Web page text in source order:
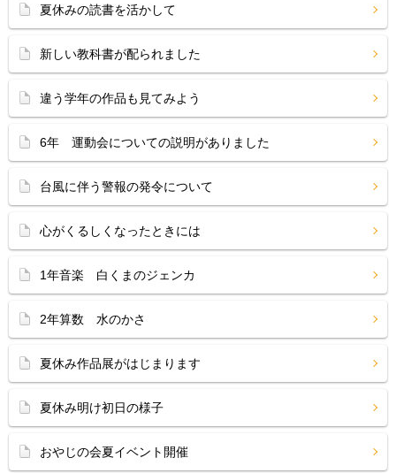
夏休みの読書を活かして
新しい教科書が配られました
違う学年の作品も見てみよう
6年 運動会についての説明がありました
台風に伴う警報の発令について
心がくるしくなったときには
1年音楽 白くまのジェンカ
2年算数 水のかさ
夏休み作品展がはじまります
夏休み明け初日の様子
おやじの会夏イベント開催